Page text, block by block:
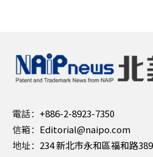
電話： +886-2-8923-7350
信箱： Editorial@naipo.com
地址： 234 新北市永和區福和路